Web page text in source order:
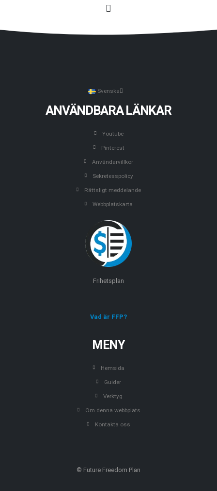
Svenska
ANVÄNDBARA LÄNKAR
Youtube
Pinterest
Användarvillkor
Sekretesspolicy
Rättsligt meddelande
Webbplatskarta
Frihetsplan
Vad är FFP?
MENY
Hemsida
Guider
Verktyg
Om denna webbplats
Kontakta oss
© Future Freedom Plan